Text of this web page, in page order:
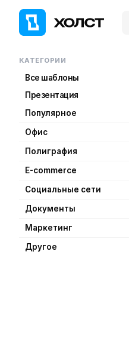
КАТЕГОРИИ
Все шаблоны
Презентация
Популярное
Офис
Полиграфия
E-commerce
Социальные сети
Документы
Маркетинг
Другое